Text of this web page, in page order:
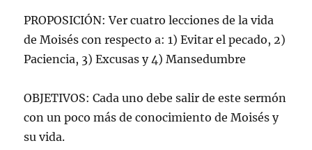
PROPOSICIÓN: Ver cuatro lecciones de la vida
de Moisés con respecto a: 1) Evitar el pecado, 2)
Paciencia, 3) Excusas y 4) Mansedumbre
OBJETIVOS: Cada uno debe salir de este sermón
con un poco más de conocimiento de Moisés y
su vida.